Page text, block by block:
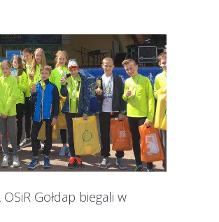
Gołdap biegali w